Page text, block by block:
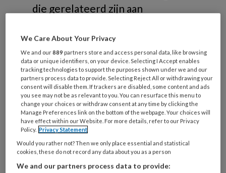
die gerelateerd zijn aan
de zorg.
Onderwerpen
Risicovoeten
Diabetische voet
Reumatische voet
We Care About Your Privacy
We and our889 partners store and access personal data, like browsing
data or unique identifiers, on your device. Selecting I Accept enables
tracking technologies to support the purposes shown under we and our
partners process data to provide. Selecting Reject All or withdrawing your
consent will disable them. If trackers are disabled, some content and ads
you see may not be as relevant to you. You can resurface this menu to
change your choices or withdraw consent at any time by clicking the
Manage Preferences link on the bottom of the webpage. Your choices will
have effect within our Website. For more details, refer to our Privacy
Policy. Privacy Statement
Would you rather not? Then we only place essential and statistical
cookies, these do not record any data about you as a person
We and our partners process data to provide: